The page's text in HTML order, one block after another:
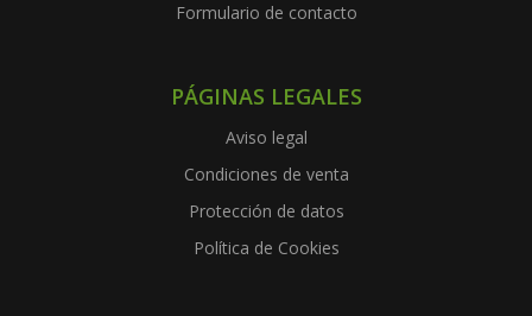
Formulario de contacto
PÁGINAS LEGALES
Aviso legal
Condiciones de venta
Protección de datos
Política de Cookies